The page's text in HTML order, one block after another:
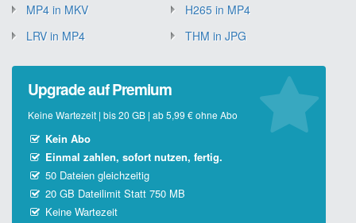
MP4 in MKV
H265 in MP4
LRV in MP4
THM in JPG
Upgrade auf Premium
Keine Wartezeit | bis 20 GB | ab 5,99 € ohne Abo
Kein Abo
Einmal zahlen, sofort nutzen, fertig.
50 Dateien gleichzeitig
20 GB Dateilimit Statt 750 MB
Keine Wartezeit